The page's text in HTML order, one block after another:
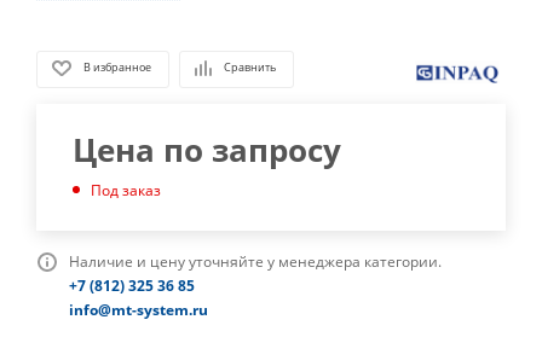
В избранное Сравнить
Цена по запросу
Под заказ
Наличие и цену уточняйте у менеджера категории.
+7 (812) 325 36 85
info@mt-system.ru